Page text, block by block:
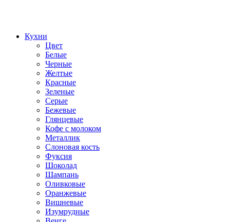
Кухни
Цвет
Белые
Черные
Желтые
Красные
Зеленые
Серые
Бежевые
Глянцевые
Кофе с молоком
Металлик
Слоновая кость
Фуксия
Шоколад
Шампань
Оливковые
Оранжевые
Вишневые
Изумрудные